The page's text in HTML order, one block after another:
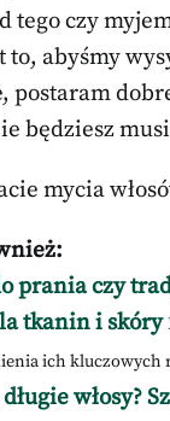
tego czy
abyśmy
postaram
będziesz
mycia
prania czy
tkanin i skóry
ich kluczowych
włosy?